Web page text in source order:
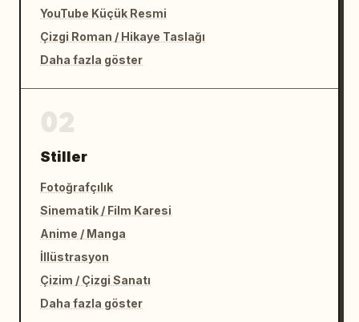
YouTube Küçük Resmi
Çizgi Roman / Hikaye Taslağı
Daha fazla göster
Stiller
Fotoğrafçılık
Sinematik / Film Karesi
Anime / Manga
İllüstrasyon
Çizim / Çizgi Sanatı
Daha fazla göster